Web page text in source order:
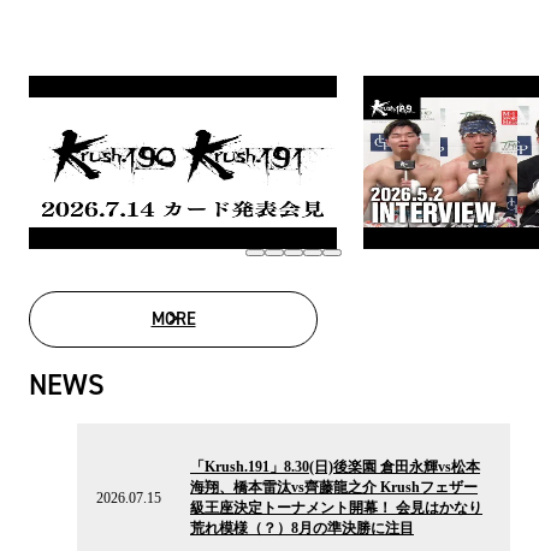
MOREMOVIE LIST
NEWS
2026.07.15
「Krush.191」8.30(日)後楽園 倉田永輝vs松本
海翔、橋本雷汰vs齊藤龍之介 Krushフェザー
級王座決定トーナメント開幕！ 会見はかなり
荒れ模様（？）8月の準決勝に注目